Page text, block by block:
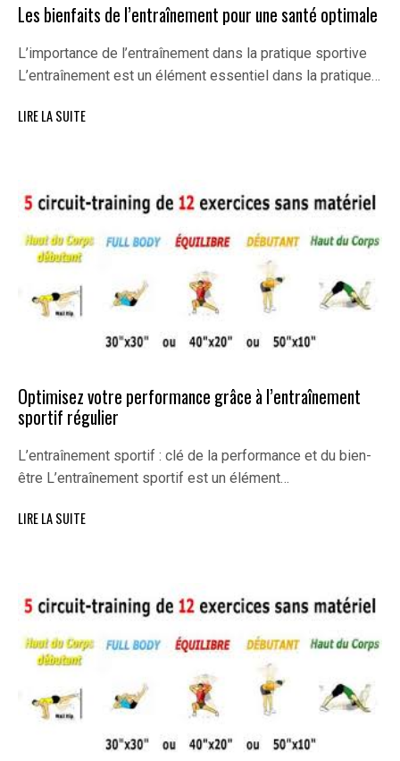
Les bienfaits de l’entraînement pour une santé optimale
L’importance de l’entraînement dans la pratique sportive
L’entraînement est un élément essentiel dans la pratique…
LIRE LA SUITE
Optimisez votre performance grâce à l’entraînement
sportif régulier
L’entraînement sportif : clé de la performance et du bien-
être L’entraînement sportif est un élément…
LIRE LA SUITE